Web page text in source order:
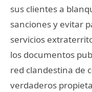
sus clientes a
sanciones y evitar
servicios
los documentos
red clandestina de
verdaderos